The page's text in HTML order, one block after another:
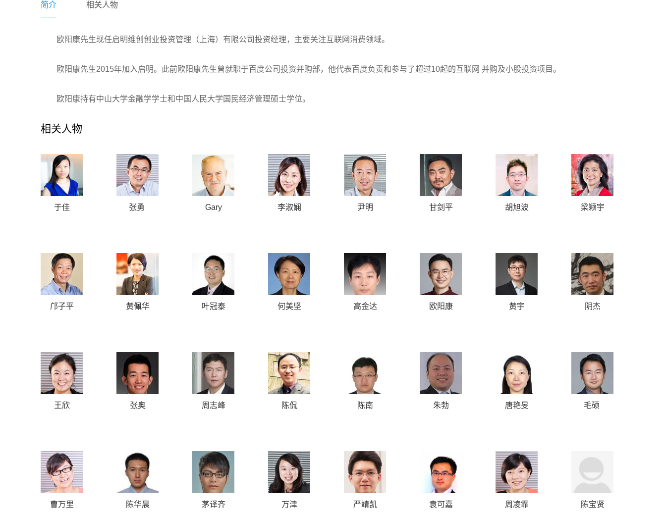
简介 相关人物
欧阳康先生现任启明维创创业投资管理（上海）有限公司投资经理，主要关注互联网消费领域。
欧阳康先生2015年加入启明。此前欧阳康先生曾就职于百度公司投资并购部，他代表百度负责和参与了超过10起的互联网 并购及小股投资项目。
欧阳康持有中山大学金融学学士和中国人民大学国民经济管理硕士学位。
相关人物
于佳 张勇 Gary 李淑娴 尹明 甘剑平 胡旭波 梁颖宇
邝子平 黄佩华 叶冠泰 何美坚 高金达 欧阳康 黄宇 阴杰
王欣 张奥 周志峰 陈侃 陈南 朱勃 唐艳旻 毛硕
曹万里 陈华晨 茅译齐 万津 严靖凯 袁可嘉 周凌霏 陈宝贤